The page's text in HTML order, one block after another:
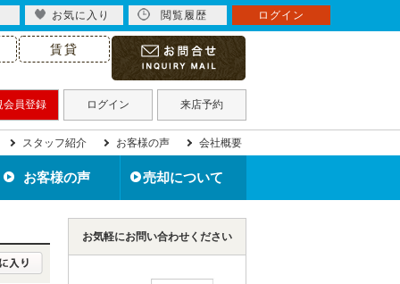
賃貸
会員登録 ログイン 来店予約
スタッフ紹介 お客様の声 会社概要
お客様の声 売却について
北九州市の不動産売却
離婚で不動産売却
相続で不動産売却
住み替えで不動産売却
空き家を売却
住宅ローン滞納で売却
不動産買取について
売却事例
無料売却査定
お気軽にお問い合わせください
お気に入り 閲覧履歴 ログイン